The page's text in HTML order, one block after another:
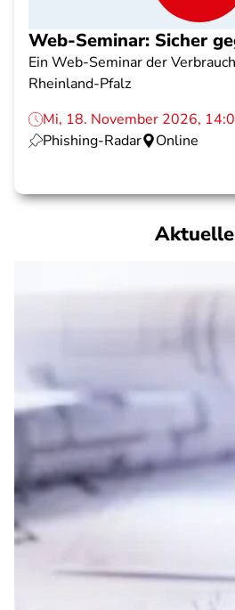
Web-Seminar: Sicher
Ein Web-Seminar der
Rheinland-Pfalz
Mi, 18. November 2026,
Phishing-Radar
Online